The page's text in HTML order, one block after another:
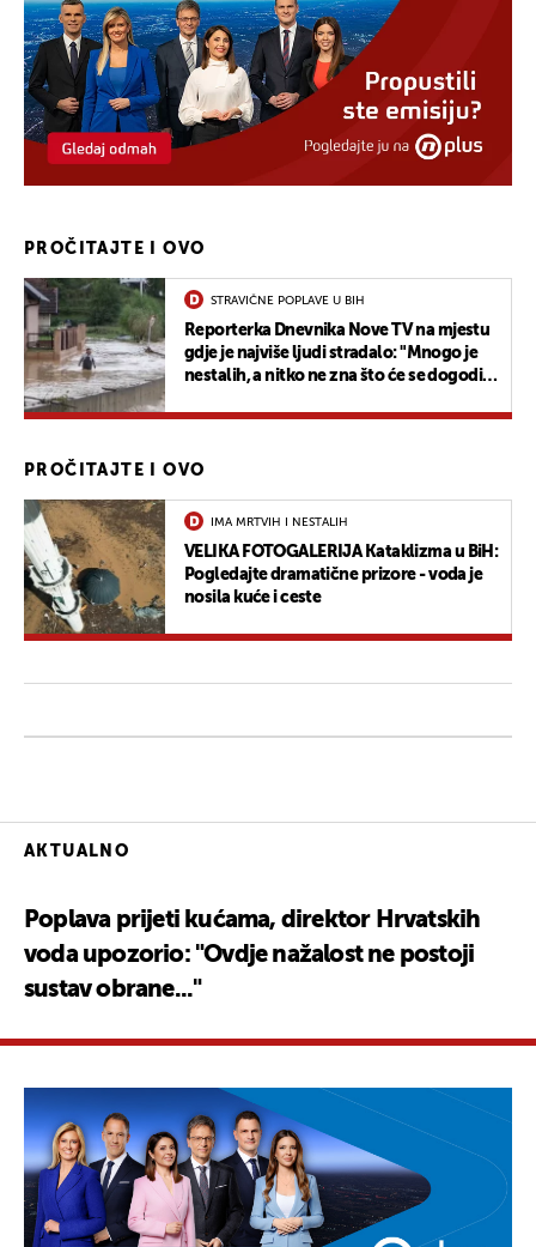
PROČITAJTE I OVO
STRAVIČNE POPLAVE U BIH
Reporterka Dnevnika Nove TV na mjestu
gdje je najviše ljudi stradalo: "Mnogo je
nestalih, a nitko ne zna što će se dogoditi
stvari..."
PROČITAJTE I OVO
IMA MRTVIH I NESTALIH
VELIKA FOTOGALERIJA Kataklizma u BiH:
Pogledajte dramatične prizore - voda je
nosila kuće i ceste
AKTUALNO
Poplava prijeti kućama, direktor Hrvatskih
voda upozorio: "Ovdje nažalost ne postoji
sustav obrane..."